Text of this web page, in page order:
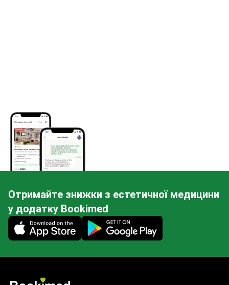
Отримайте знижки з естетичної медицини
у додатку Bookimed
Mobile app illustration